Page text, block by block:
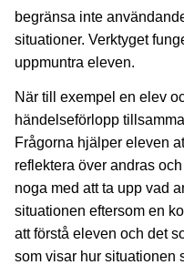
begränsa inte
situationer. Verktyget
uppmuntra eleven.
När till exempel en elev
händelseförlopp
Frågorna hjälper eleven
reflektera över andras
noga med att ta upp vad
situationen eftersom en
att förstå eleven och det
som visar hur situationen